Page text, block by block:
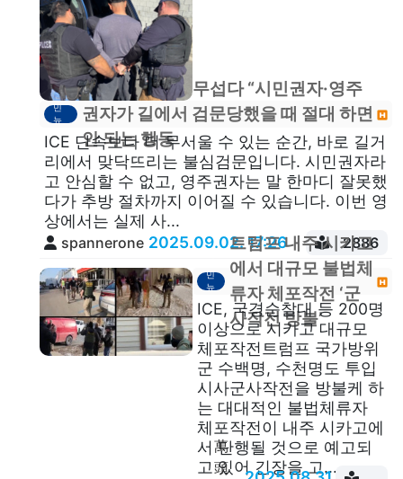
이
민
뉴
“ICE 단속보다 무섭다 “시민권자·영주
권자가 길에서 검문당했을 때 절대 하면
안 되는 행동
ICE 단속보다 더 무서울 수 있는 순간, 바로 길거
리에서 맞닥뜨리는 불심검문입니다. 시민권자라
고 안심할 수 없고, 영주권자는 말 한마디 잘못했
다가 추방 절차까지 이어질 수 있습니다. 이번 영
상에서는 실제 사...
spannerone 2025.09.02. 17:26 2886
민
뉴
트럼프 내주 시카고
에서 대규모 불법체
류자 체포작전 ‘군
사작전 방불’
ICE, 국경순찰대 등 200명
이상으로 시카고 대규모
체포작전트럼프 국가방위
군 수백명, 수천명도 투입
시사군사작전을 방불케 하
는 대대적인 불법체류자
체포작전이 내주 시카고에
서 단행될 것으로 예고되
고 있어 긴장을 고...
萬
頭